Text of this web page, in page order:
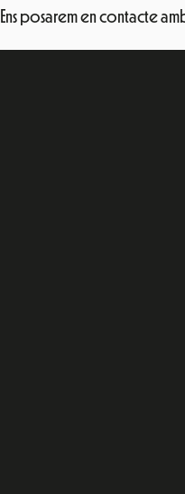
Ens posarem en contacte